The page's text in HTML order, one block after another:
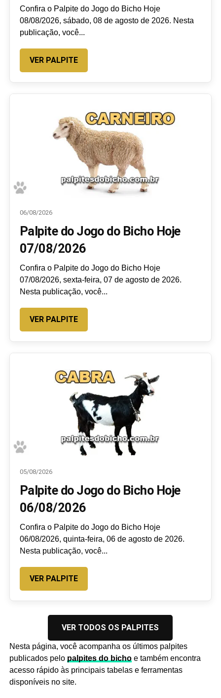
Confira o Palpite do Jogo do Bicho Hoje
08/08/2026, sábado, 08 de agosto de 2026. Nesta
publicação, você...
VER PALPITE
06/08/2026
Palpite do Jogo do Bicho Hoje
07/08/2026
Confira o Palpite do Jogo do Bicho Hoje
07/08/2026, sexta-feira, 07 de agosto de 2026.
Nesta publicação, você...
VER PALPITE
05/08/2026
Palpite do Jogo do Bicho Hoje
06/08/2026
Confira o Palpite do Jogo do Bicho Hoje
06/08/2026, quinta-feira, 06 de agosto de 2026.
Nesta publicação, você...
VER PALPITE
VER TODOS OS PALPITES
Nesta página, você acompanha os últimos palpites
publicados pelo palpites do bichoe também encontra
acesso rápido às principais tabelas e ferramentas
disponíveis no site.